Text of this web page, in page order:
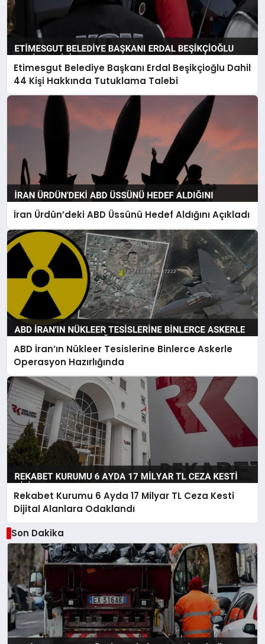
Etimesgut Belediye Başkanı Erdal Beşikçioğlu Dahil
44 Kişi Hakkında Tutuklama Talebi
İran Ürdün’deki ABD Üssünü Hedef Aldığını Açıkladı
ABD İran’ın Nükleer Tesislerine Binlerce Askerle
Operasyon Hazırlığında
Rekabet Kurumu 6 Ayda 17 Milyar TL Ceza Kesti
Dijital Alanlara Odaklandı
Son Dakika